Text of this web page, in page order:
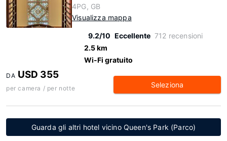
4PG, GB
Visualizza mappa
9.2/10 Eccellente 712 recensioni
2.5 km
Wi-Fi gratuito
DA USD 355
per camera / per notte Seleziona
Guarda gli altri hotel vicino Queen's Park (Parco)